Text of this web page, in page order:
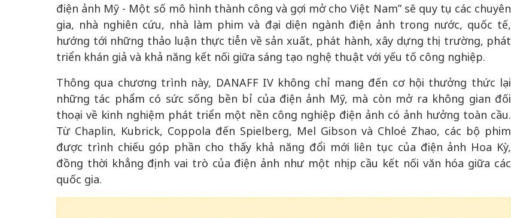
điện ảnh Mỹ - Một số mô hình thành công và gợi mở cho Việt Nam” sẽ quy tụ các chuyên
gia, nhà nghiên cứu, nhà làm phim và đại diện ngành điện ảnh trong nước, quốc tế,
hướng tới những thảo luận thực tiễn về sản xuất, phát hành, xây dựng thị trường, phát
triển khán giả và khả năng kết nối giữa sáng tạo nghệ thuật với yếu tố công nghiệp.
Thông qua chương trình này, DANAFF IV không chỉ mang đến cơ hội thưởng thức lại
những tác phẩm có sức sống bền bỉ của điện ảnh Mỹ, mà còn mở ra không gian đối
thoại về kinh nghiệm phát triển một nền công nghiệp điện ảnh có ảnh hưởng toàn cầu.
Từ Chaplin, Kubrick, Coppola đến Spielberg, Mel Gibson và Chloé Zhao, các bộ phim
được trình chiếu góp phần cho thấy khả năng đổi mới liên tục của điện ảnh Hoa Kỳ,
đồng thời khẳng định vai trò của điện ảnh như một nhịp cầu kết nối văn hóa giữa các
quốc gia.